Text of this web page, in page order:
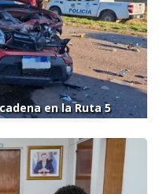
en la Ruta 5